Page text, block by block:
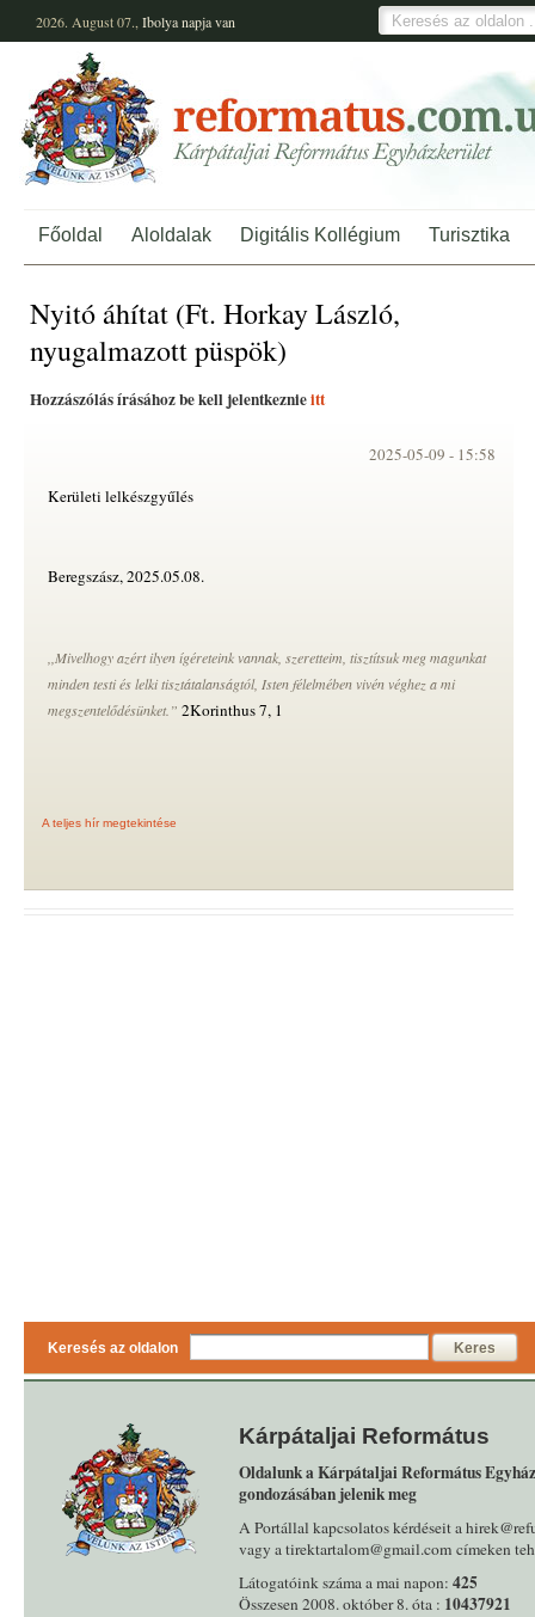
2026. August 07., Ibolyanapja van
Főoldal Aloldalak Digitális Kollégium Turisztika
Nyitó áhítat (Ft. Horkay László,
nyugalmazott püspök)
Hozzászólás írásához be kell jelentkeznieitt
2025-05-09 - 15:58
Kerületi lelkészgyűlés
Beregszász, 2025.05.08.
,,Mivelhogy azért ilyen ígéreteink vannak, szeretteim, tisztítsuk meg magunkat
minden testi és lelki tisztátalanságtól, Isten félelmében vivén véghez a mi
megszentelődésünket. ” 2Korinthus 7, 1
A teljes hír megtekintése
Keresés az oldalon Keres
Kárpátaljai Református
Oldalunk a Kárpátaljai Református
gondozásában jelenik meg
A Portállal kapcsolatos kérdéseit a
vagy a tirektartalom@gmail.com címeken
Látogatóink száma a mai napon: 425
Összesen 2008. október 8. óta : 10437921